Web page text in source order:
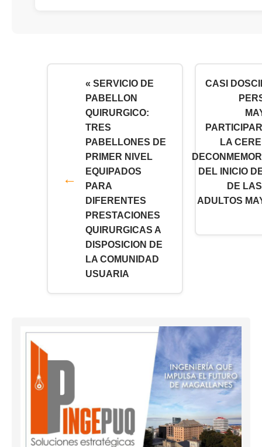
« SERVICIO DE
PABELLON
QUIRURGICO:
TRES
PABELLONES DE
PRIMER NIVEL
EQUIPADOS
PARA
DIFERENTES
PRESTACIONES
QUIRURGICAS A
DISPOSICION DE
LA COMUNIDAD
USUARIA
CASI
LA
DEL INICIO
DE
ADULTOS